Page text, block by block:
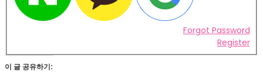
Forgot Password
Register
이 글 공유하기: